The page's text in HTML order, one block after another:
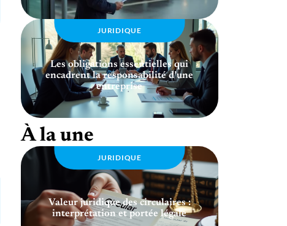
JURIDIQUE
Les obligations essentielles qui
encadrent la responsabilité d’une
entreprise
À la une
JURIDIQUE
Valeur juridique des circulaires :
interprétation et portée légale